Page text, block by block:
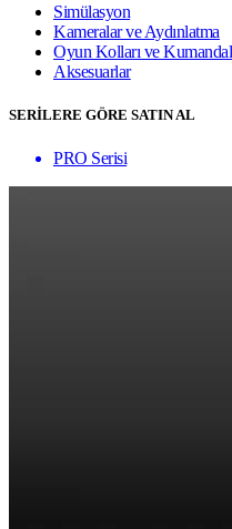
Simülasyon
Kameralar ve Aydınlatma
Oyun Kolları ve
Aksesuarlar
SERİLERE GÖRE SATIN AL
PRO Serisi